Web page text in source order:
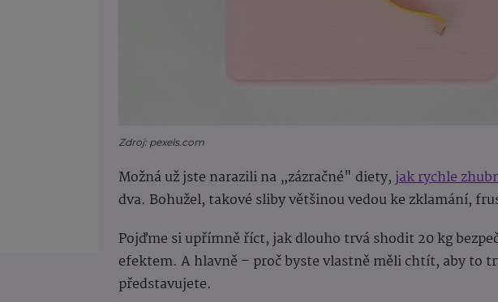
Zdroj: pexels.com
Možná už jste narazili na „zázračné" diety, jak rychle
dva. Bohužel, takové sliby většinou vedou ke zklamání,
Pojďme si upřímně říct, jak dlouho trvá shodit 20 kg
efektem. A hlavně – proč byste vlastně měli chtít, aby to
představujete.